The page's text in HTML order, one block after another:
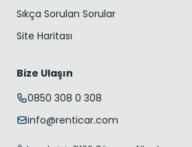
Sıkça Sorulan Sorular
Site Haritası
Bize Ulaşın
0850 308 0 308
info@renticar.com